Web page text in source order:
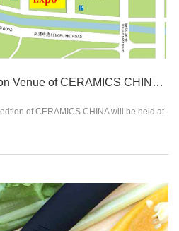
PWTC Expo, the Exhibition Venue of CERAMICS CHINA 2024
of CERAMICS CHINA will be held at